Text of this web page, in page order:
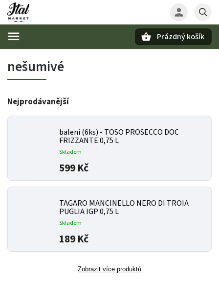
Prázdný košík
nešumivé
Nejprodávanější
balení (6ks) - TOSO PROSECCO DOC
FRIZZANTE 0,75 L
Skladem
599 Kč
TAGARO MANCINELLO NERO DI TROIA
PUGLIA IGP 0,75 L
Skladem
189 Kč
Zobrazit více produktů